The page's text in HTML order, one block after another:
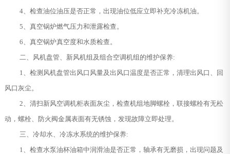
4、检查油位油压是否正常，出现油位低应立即补充冷冻机油。
5、真空锅炉燃气压力和泄露检查。
6、真空锅炉真空度和水质检查。
二、风机盘管、新风机组及组合空调机组的维护保养:
1、检测风机盘管出风口风量及出风口温度是否正常，清理出风口、回
风口灰尘。
2、清扫新风空调机柜表面灰尘，检查机组地脚螺栓，联接螺栓有无松
动，螺栓、防火阀金属表面有无锈蚀，发现故障立即处理。
三、冷却水、冷冻水系统的维护保养:
1、检查水泵油杯油箱中润滑油是否正常，轴承有无磨损，出现问题及